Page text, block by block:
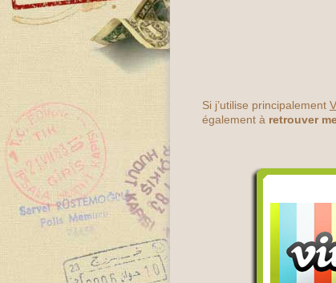
Si j’utilise principalement
également à retrouver